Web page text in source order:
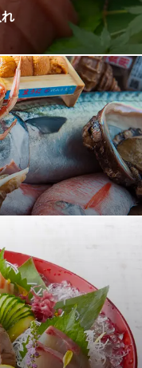
培ファーム直送店
歩4分
ただく為、仲買を通し
に脂がのり、旨み豊か
上がりいただきたい。
な旬の鮮魚を仕入れて
ざいます。
をいろいろな調理法で
堂島店
歩3分